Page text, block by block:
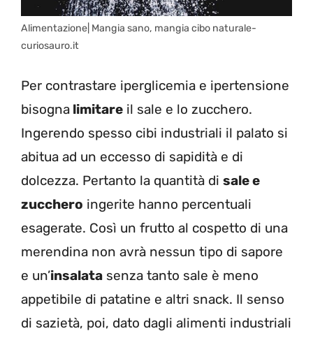
Alimentazione| Mangia sano, mangia cibo naturale-
curiosauro.it
Per contrastare iperglicemia e ipertensione
bisogna limitare il sale e lo zucchero.
Ingerendo spesso cibi industriali il palato si
abitua ad un eccesso di sapidità e di
dolcezza. Pertanto la quantità di sale e
zucchero ingerite hanno percentuali
esagerate. Così un frutto al cospetto di una
merendina non avrà nessun tipo di sapore
e un’insalata senza tanto sale è meno
appetibile di patatine e altri snack. Il senso
di sazietà, poi, dato dagli alimenti industriali